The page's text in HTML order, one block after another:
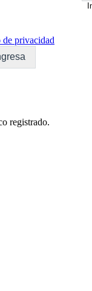
de privacidad
registrado.